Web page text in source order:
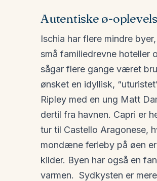
Autentiske ø-
Ischia har flere mindre
små familiedrevne hoteller
sågar flere gange været
ønsket en idyllisk,
Ripley med en ung Matt
dertil fra havnen. Capri er
tur til Castello Aragonese,
mondæne ferieby på øen
kilder. Byen har også en
varmen. Sydkysten er